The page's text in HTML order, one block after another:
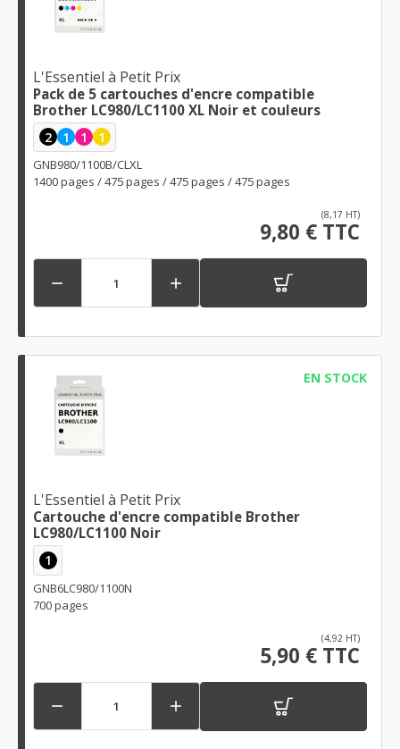
L'Essentiel à Petit Prix
Pack de 5 cartouches d'encre compatible
Brother LC980/LC1100 XL Noir et couleurs
2 1 1 1
GNB980/1100B/CLXL
1400 pages / 475 pages / 475 pages / 475 pages
(8,17 HT)
9,80 € TTC
 
EN STOCK
L'Essentiel à Petit Prix
Cartouche d'encre compatible Brother
LC980/LC1100 Noir
1
GNB6LC980/1100N
700 pages
(4,92 HT)
5,90 € TTC
 